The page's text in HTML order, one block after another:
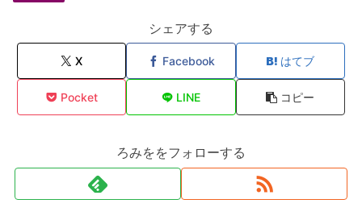
シェアする
X Facebook はてブ
Pocket LINE コピー
ろみををフォローする